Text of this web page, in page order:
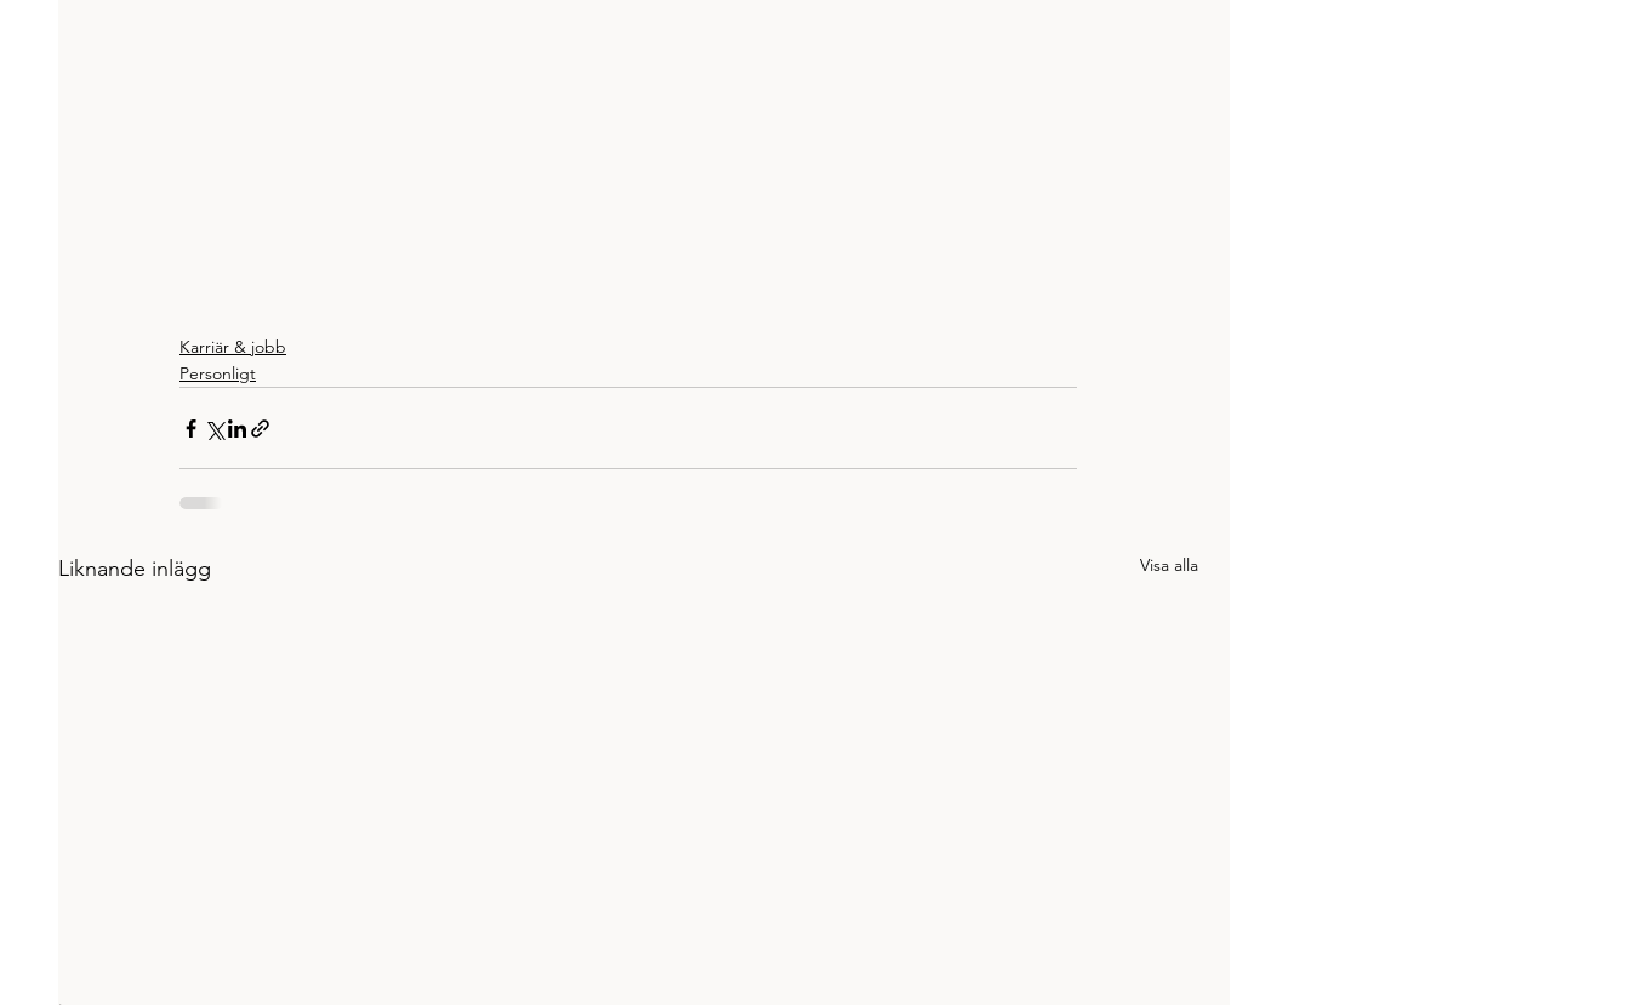
Karriär & jobb
Personligt
Liknande inlägg Visa alla